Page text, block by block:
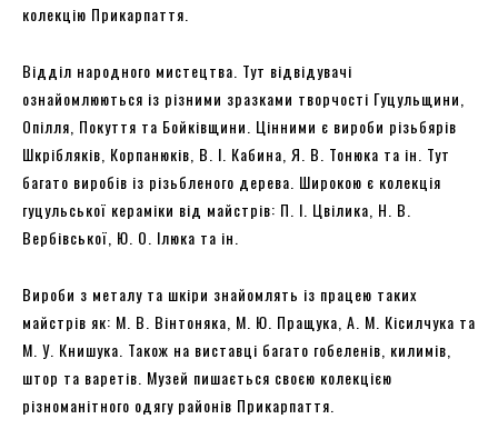
колекцію Прикарпаття.
Відділ народного мистецтва. Тут відвідувачі
ознайомлюються із різними зразками творчості Гуцульщини,
Опілля, Покуття та Бойківщини. Цінними є вироби різьбярів
Шкрібляків, Корпанюків, В. І. Кабина, Я. В. Тонюка та ін. Тут
багато виробів із різьбленого дерева. Широкою є колекція
гуцульської кераміки від майстрів: П. І. Цвілика, Н. В.
Вербівської, Ю. О. Ілюка та ін.
Вироби з металу та шкіри знайомлять із працею таких
майстрів як: М. В. Вінтоняка, М. Ю. Пращука, А. М. Кісилчука та
М. У. Книшука. Також на виставці багато гобеленів, килимів,
штор та варетів. Музей пишається своєю колекцією
різноманітного одягу районів Прикарпаття.